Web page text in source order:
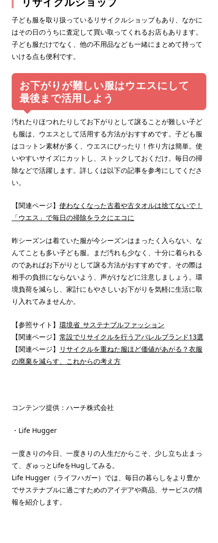
子ども服を取り扱っているリサイクルショップもあり、なかに
はその日のうちに査定して買い取ってくれるお店もあります。
子ども服だけでなく、他の不用品なども一緒にまとめて持って
いける点も便利です。
お下がりが難しい服はウエスにして
最後まで活用しよう
汚れたりほつれたりしてお下がりとして譲ることが難しい子ど
も服は、ウエスとして活用する方法がおすすめです。子ども服
はコットン素材が多く、ウエスにぴったり！作り方は簡単。使
いやすいサイズにカットし、ストックしておくだけ。毎日の掃
除などで活躍します。詳しくは以下の記事を参考にしてくださ
い。
【関連ページ】 使わなくなった古着や古タオルは捨てないで！
「ウエス」で毎日の掃除をラクにエコに
昨シーズンは着ていた服が今シーズンはまったく入らない、な
んてことも多い子ども服。まだ汚れも少なく、十分に着られる
のであればお下がりとして譲る方法がおすすめです。その際は
相手の負担にならないよう、声がけなどに注意しましょう。環
境負荷を減らし、家計にもやさしいお下がりを気軽に生活に取
り入れてみませんか。
【参照サイト】 環境省_サステナブルファッション
【関連ページ】 常設でリサイクルを行うアパレルブランド13選
【関連ページ】 リサイクルを重ねた服ほど価値があがる？衣服
の廃棄を減らす、これからの考え方
コンテンツ提供：ハーチ株式会社
・Life Hugger
一度きりの今日、一度きりの人生だからこそ、少し立ち止まっ
て、ぎゅっとLifeをHugしてみる。
Life Hugger（ライフハガー）では、毎日の暮らしをより豊か
でサステナブルに過ごすためのアイデアや商品、サービスの情
報を紹介します。